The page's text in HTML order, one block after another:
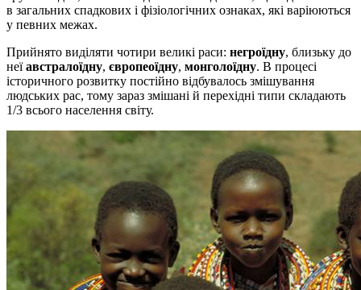
в загальних спадкових і фізіологічних ознаках, які варіюються
у певних межах.
Прийнято виділяти чотири великі раси: негроїдну, близьку до
неїавстралоїдну, європеоїдну, монголоїдну. В процесі
історичного розвитку постійно відбувалось змішування
людських рас, тому зараз змішані й перехідні типи складають
1/3 всього населення світу.